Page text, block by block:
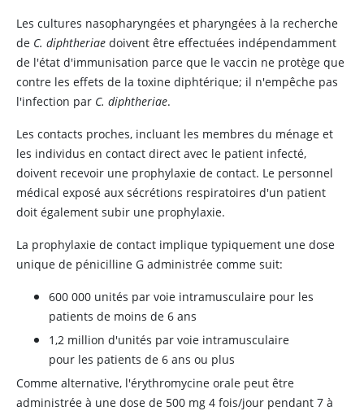
Les cultures nasopharyngées et pharyngées à la recherche
de C. diphtheriae doivent être effectuées indépendamment
de l'état d'immunisation parce que le vaccin ne protège que
contre les effets de la toxine diphtérique; il n'empêche pas
l'infection par C. diphtheriae.
Les contacts proches, incluant les membres du ménage et
les individus en contact direct avec le patient infecté,
doivent recevoir une prophylaxie de contact. Le personnel
médical exposé aux sécrétions respiratoires d'un patient
doit également subir une prophylaxie.
La prophylaxie de contact implique typiquement une dose
unique de pénicilline G administrée comme suit:
600 000 unités par voie intramusculaire pour les
patients de moins de 6 ans
1,2 million d'unités par voie intramusculaire
pour les patients de 6 ans ou plus
Comme alternative, l'érythromycine orale peut être
administrée à une dose de 500 mg 4 fois/jour pendant 7 à